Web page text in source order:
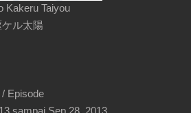
Kakeru Taiyou
ル太陽
Episode